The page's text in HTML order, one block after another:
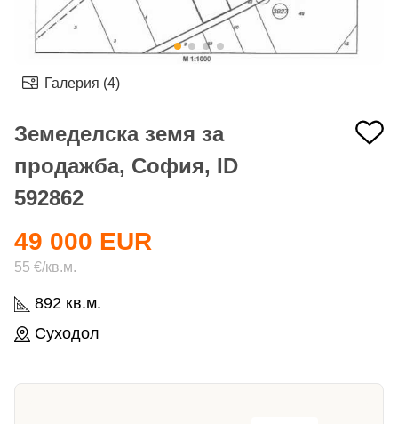
Галерия (4)
Земеделска земя за
продажба, София, ID
592862
892 кв.м.
Суходол
49 000 EUR
55 €/кв.м.